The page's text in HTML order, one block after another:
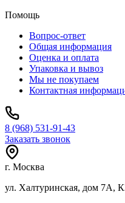
Помощь
Вопрос-ответ
Общая информация
Оценка и оплата
Упаковка и вывоз
Мы не покупаем
Контактная
8 (968) 531-91-43
Заказать звонок
г. Москва
ул. Халтуринская, дом 7А,